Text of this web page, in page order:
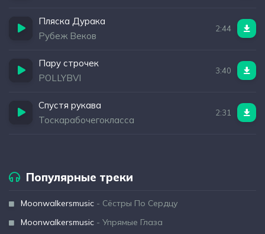
Пляска Дурака
Рубеж Веков
2:44
Пару строчек
POLLYBVI
3:40
Спустя рукава
Тоскарабочегокласса
2:31
Популярные треки
Moonwalkersmusic - Сёстры По Сердцу
Moonwalkersmusic - Упрямые Глаза